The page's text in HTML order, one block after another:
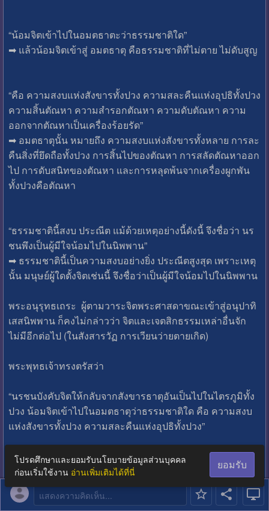
“น้อมจิตเข้าไปในอมตธาตะว่าธรรมชาติใด”
➡ แล้วน้อมจิตเข้าสู่ อมตธาตุ คือธรรมชาติที่ไม่ตาย ไม่ดับสูญ
“คือ ความสงบแห่งสังขารทั้งปวง ความสละคืนแห่งอุปธิทั้งปวง
ความสิ้นตัณหา ความสำรอกตัณหา ความดับตัณหา ความ
ออกจากตัณหาเป็นเครื่องร้อยรัด”
➡ อมตธาตุนั้น หมายถึง ความสงบแห่งสังขารทั้งหลาย การละ
คืนสิ่งที่ยึดถือทั้งปวง การสิ้นไปของตัณหา การสลัดตัณหาออก
ไป การดับสนิทของตัณหา และการหลุดพ้นจากเครื่องผูกพัน
ทั้งปวงคือตัณหา
“ธรรมชาตินี้สงบ ประณีต แม้ด้วยเหตุอย่างนี้ดังนี้ จึงชื่อว่า นร
ชนพึงเป็นผู้มีใจน้อมไปในนิพพาน”
➡ ธรรมชาตินี้เป็นความสงบอย่างยิ่ง ประณีตสูงสุด เพราะเหตุ
นั้น มนุษย์ผู้ใดตั้งจิตเช่นนี้ จึงชื่อว่าเป็นผู้มีใจน้อมไปในนิพพาน
พระอนุรุทธเถระ ผู้ตามวาระจิตพระศาสดาขณะเข้าสู่อนุปาทิ
เสสนิพพาน ก็คงไม่กล่าวว่า จิตและเจตสิกธรรมเหล่าอื่นจัก
ไม่มีอีกต่อไป (ในสังสารวัฏ การเวียนว่ายตายเกิด)
พระพุทธเจ้าทรงตรัสว่า
“นรชนบังคับจิตให้กลับจากสังขารธาตุอันเป็นไปในไตรภูมิทั้ง
ปวง น้อมจิตเข้าไปในอมตธาตุว่าธรรมชาติใด คือ ความสงบ
แห่งสังขารทั้งปวง ความสละคืนแห่งอุปธิทั้งปวง”
“นรชนบังคับจิตให้กลับจากสังขารธาตุอันเป็นไปในไตรภูมิทั้ง
ปวง น้อมจิตเข้าไปในอมตธาตุ”
หมายถึง ผู้ปฏิบัติสามารถถอนจิตออกจากการยึดถือรูป เวทนา
สัญญา สังขาร วิญญาณ (ซึ่งล้วนเป็นสังขารธาตุในไตรภูมิ)
แสดงความคิดเห็น...
โปรดศึกษาและยอมรับนโยบายข้อมูลส่วนบุคคล
ก่อนเริ่มใช้งาน อ่านเพิ่มเติมได้ที่นี่
ยอมรับ